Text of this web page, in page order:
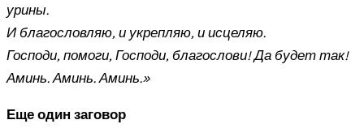
урины.
И благословляю, и укрепляю, и исцеляю.
Господи, помоги, Господи, благослови! Да будет так!
Аминь. Аминь. Аминь.»
Еще один заговор